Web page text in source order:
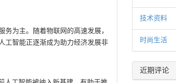
为主。随着物联网的高速发展，
工智能正逐渐成为助力经济发展非
技术资料
时尚生活
近期评论